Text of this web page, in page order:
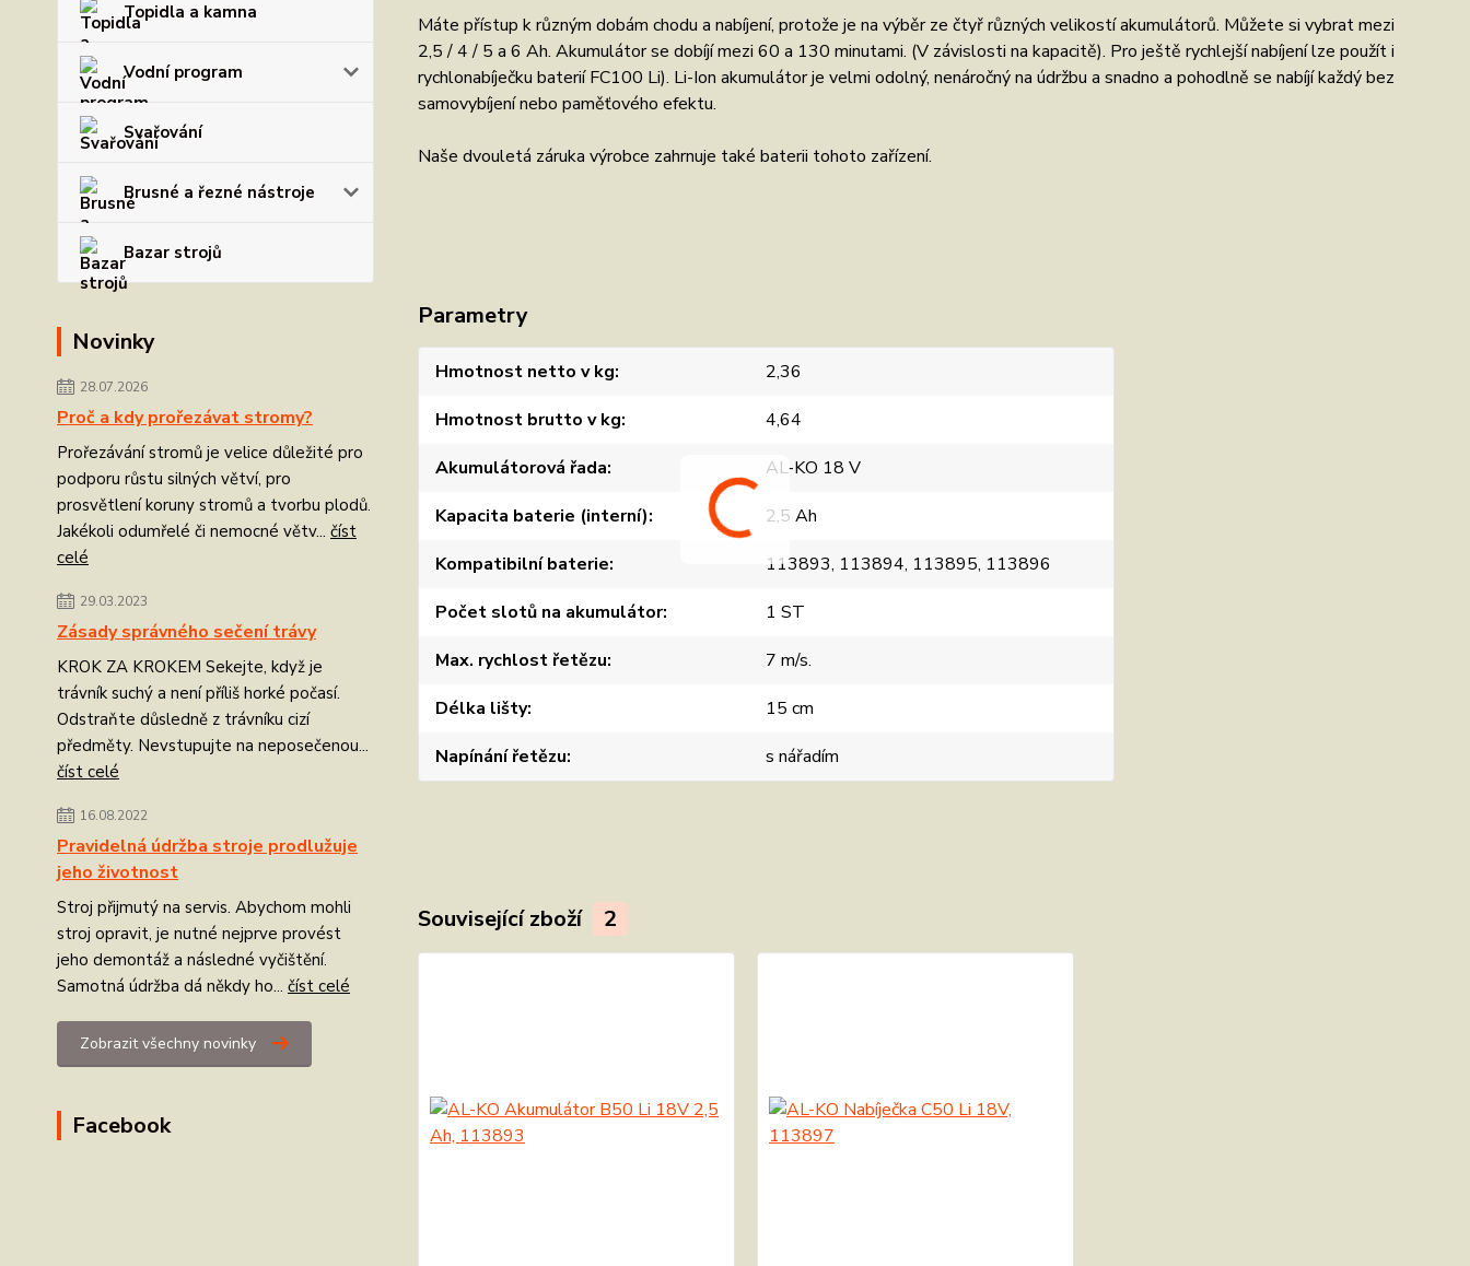
Topidla a kamna
Vodní program
Svařování
Brusné a řezné nástroje
Bazar strojů
Novinky
28.07.2026
Proč a kdy prořezávat stromy?
Prořezávání stromů je velice důležité pro
podporu růstu silných větví, pro
prosvětlení koruny stromů a tvorbu plodů.
Jakékoli odumřelé či nemocné větv... číst
celé
29.03.2023
Zásady správného sečení trávy
KROK ZA KROKEM Sekejte, když je
trávník suchý a není příliš horké počasí.
Odstraňte důsledně z trávníku cizí
předměty. Nevstupujte na neposečenou...
číst celé
16.08.2022
Pravidelná údržba stroje prodlužuje
jeho životnost
Stroj přijmutý na servis. Abychom mohli
stroj opravit, je nutné nejprve provést
jeho demontáž a následné vyčištění.
Samotná údržba dá někdy ho... číst celé
Zobrazit všechny novinky
Facebook
Máte přístup k různým dobám chodu a nabíjení, protože je na výběr ze čtyř různých velikostí akumulátorů. Můžete si vybrat mezi
2,5 / 4 / 5 a 6 Ah. Akumulátor se dobíjí mezi 60 a 130 minutami. (V závislosti na kapacitě). Pro ještě rychlejší nabíjení lze použít i
rychlonabíječku baterií FC100 Li). Li-Ion akumulátor je velmi odolný, nenáročný na údržbu a snadno a pohodlně se nabíjí každý bez
samovybíjení nebo paměťového efektu.
Naše dvouletá záruka výrobce zahrnuje také baterii tohoto zařízení.
Parametry
Hmotnost netto v kg
2,36
Hmotnost brutto v kg
4,64
Akumulátorová řada
AL-KO 18 V
Kapacita baterie (interní)
2,5 Ah
Kompatibilní baterie
113893, 113894, 113895, 113896
Počet slotů na akumulátor
1 ST
Max. rychlost řetězu
7 m/s.
Délka lišty
15 cm
Napínání řetězu
s nářadím
Související zboží 2